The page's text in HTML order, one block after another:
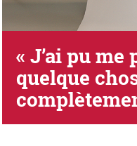
« J’ai pu
quelque